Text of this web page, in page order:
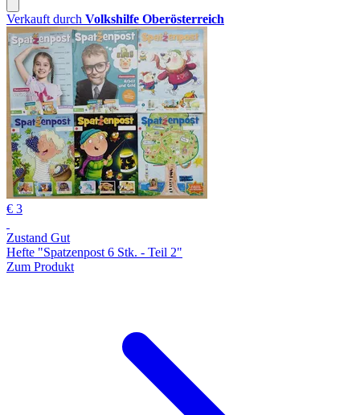
Verkauft durch Volkshilfe Oberösterreich
€ 3
Zustand Gut
Hefte "Spatzenpost 6 Stk. - Teil 2"
Zum Produkt